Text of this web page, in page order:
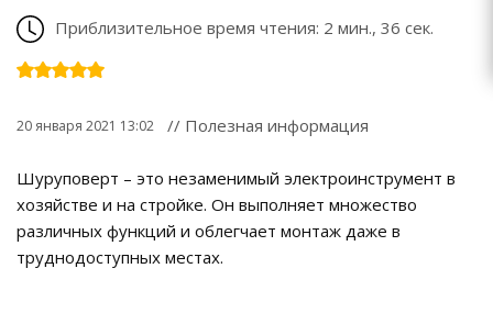
Приблизительное время чтения: 2 мин., 36 сек.
20 января 2021 13:02 // Полезная информация
Шуруповерт – это незаменимый электроинструмент в
хозяйстве и на стройке. Он выполняет множество
различных функций и облегчает монтаж даже в
труднодоступных местах.